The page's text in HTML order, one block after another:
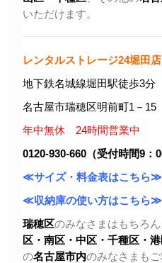
いただけます。
レンタルストレージ24堀田店
地下鉄名城線堀田駅徒歩3分
名古屋市瑞穂区明前町1－
年中無休 24時間営業中
0120-930-660（受付時間9：
≪サイズ・料金表はこちら≫
≪収納庫の使い方はこちら≫
瑞穂区のみなさまはもちろん
区・ 南区・中区・千種区・
の名古屋市内のみなさまもご